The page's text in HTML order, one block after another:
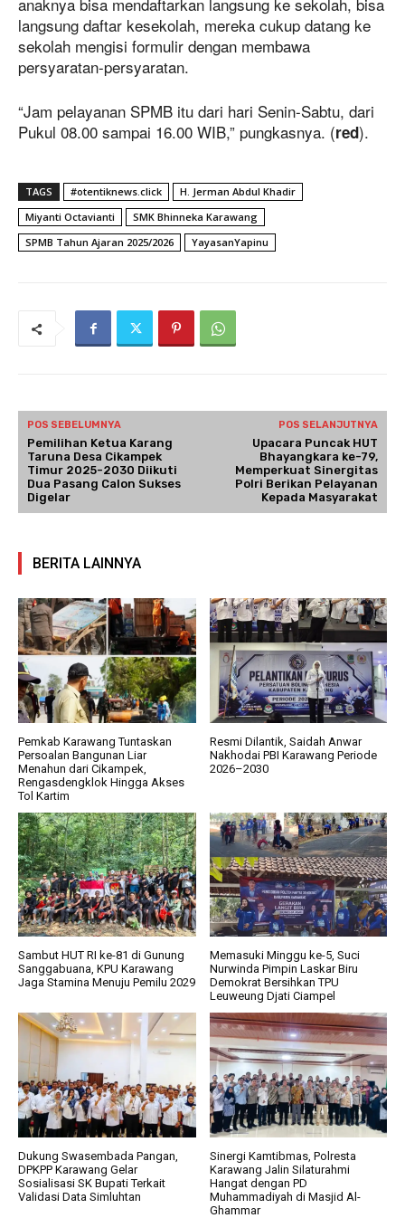
langsung daftar kesekolah, mereka cukup datang ke
sekolah mengisi formulir dengan membawa
persyaratan-persyaratan.
“Jam pelayanan SPMB itu dari hari Senin-Sabtu, dari
Pukul 08.00 sampai 16.00 WIB,” pungkasnya. (red).
TAGS #otentiknews.click
H. Jerman Abdul Khadir
Miyanti Octavianti
SMK Bhinneka Karawang
SPMB Tahun Ajaran 2025/2026
YayasanYapinu
POS SEBELUMNYA
Pemilihan Ketua Karang
Taruna Desa Cikampek
Timur 2025-2030 Diikuti
Dua Pasang Calon Sukses
Digelar
POS SELANJUTNYA
Upacara Puncak HUT
Bhayangkara ke-79,
Memperkuat Sinergitas
Polri Berikan Pelayanan
Kepada Masyarakat
BERITA LAINNYA
Pemkab Karawang Tuntaskan
Persoalan Bangunan Liar
Menahun dari Cikampek,
Rengasdengklok Hingga Akses
Tol Kartim
Resmi Dilantik, Saidah Anwar
Nakhodai PBI Karawang Periode
2026–2030
Sambut HUT RI ke-81 di Gunung
Sanggabuana, KPU Karawang
Jaga Stamina Menuju Pemilu 2029
Memasuki Minggu ke-5, Suci
Nurwinda Pimpin Laskar Biru
Demokrat Bersihkan TPU
Leuweung Djati Ciampel
Dukung Swasembada Pangan,
DPKPP Karawang Gelar
Sosialisasi SK Bupati Terkait
Validasi Data Simluhtan
Sinergi Kamtibmas, Polresta
Karawang Jalin Silaturahmi
Hangat dengan PD
Muhammadiyah di Masjid Al-
Ghammar